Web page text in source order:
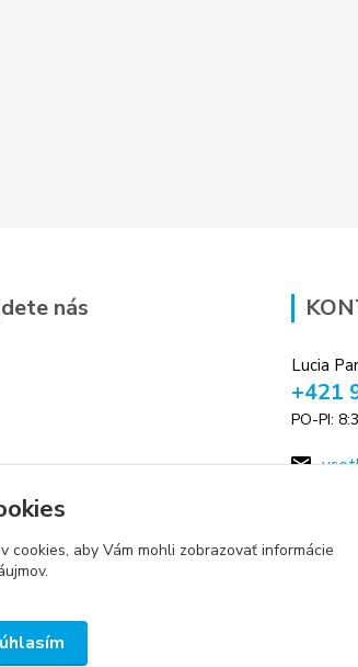
nás
Lucia
+421
PO-PI:
cookies, aby Vám mohli zobrazovať informácie